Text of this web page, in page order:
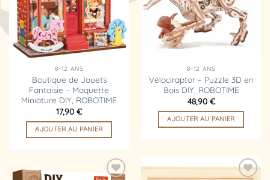
8-12 ANS
Boutique de Jouets
Fantaisie – Maquette
Miniature DIY, ROBOTIME
17,90 €
AJOUTER AU PANIER
8-12 ANS
Vélociraptor – Puzzle 3D en
Bois DIY, ROBOTIME
48,90 €
AJOUTER AU PANIER